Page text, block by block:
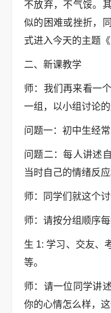
不放弃，不气馁。
似的困难或挫折，
式进入今天的主题《
二、新课教学
师：我们再来看一
一组，以小组讨论
问题一：初中生经
问题二：每人讲述
当时自己的情绪反
师：同学们就这个讨
师：请按分组顺序
生 1: 学习、交友、
等。
师：请一位同学讲
你的心情怎么样，